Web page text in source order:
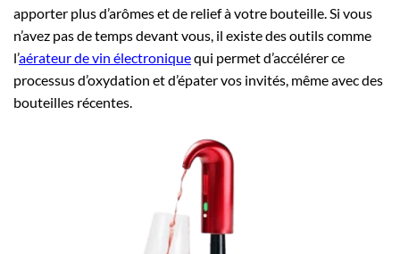
apporter plus d’arômes et de relief à votre bouteille. Si vous
n’avez pas de temps devant vous, il existe des outils comme
l’aérateur de vin électroniquequi permet d’accélérer ce
processus d’oxydation et d’épater vos invités, même avec des
bouteilles récentes.